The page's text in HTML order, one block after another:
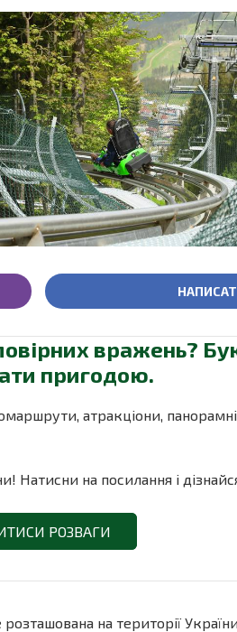
вражень?
пригодою.
атракціони,
Натисни на посилання і
РОЗВАГИ
на території